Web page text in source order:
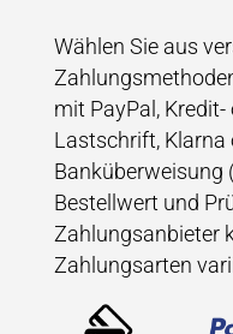
Wählen Sie aus
mit PayPal, Kredit-
Lastschrift, Klarna
Banküberweisung
Bestellwert und
Zahlungsanbieter
Zahlungsarten